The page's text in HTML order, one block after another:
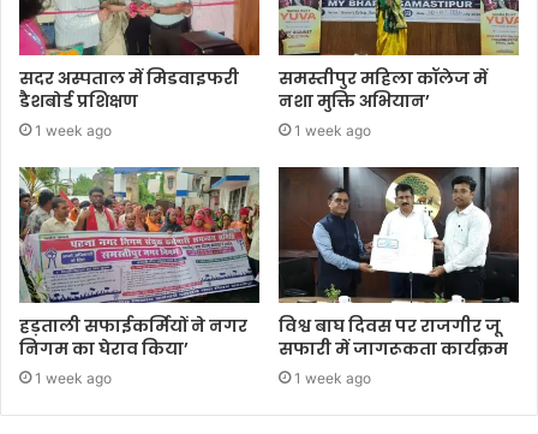
सदर अस्पताल में मिडवाइफरी
डैशबोर्ड प्रशिक्षण
1 week ago
समस्तीपुर महिला कॉलेज में
नशा मुक्ति अभियान’
1 week ago
हड़ताली सफाईकर्मियों ने नगर
निगम का घेराव किया’
1 week ago
विश्व बाघ दिवस पर राजगीर जू
सफारी में जागरूकता कार्यक्रम
1 week ago